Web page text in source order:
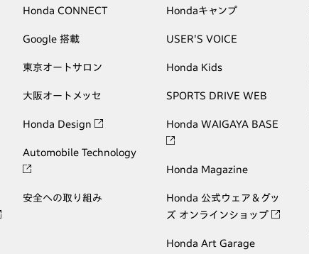
Honda CONNECT
Google 搭載
東京オートサロン
大阪オートメッセ
Honda Design
Automobile Technology
安全への取り組み
Hondaキャンプ
USER'S VOICE
Honda Kids
SPORTS DRIVE WEB
Honda WAIGAYA BASE
Honda Magazine
Honda 公式ウェア＆グッ
ズ オンラインショップ
Honda Art Garage